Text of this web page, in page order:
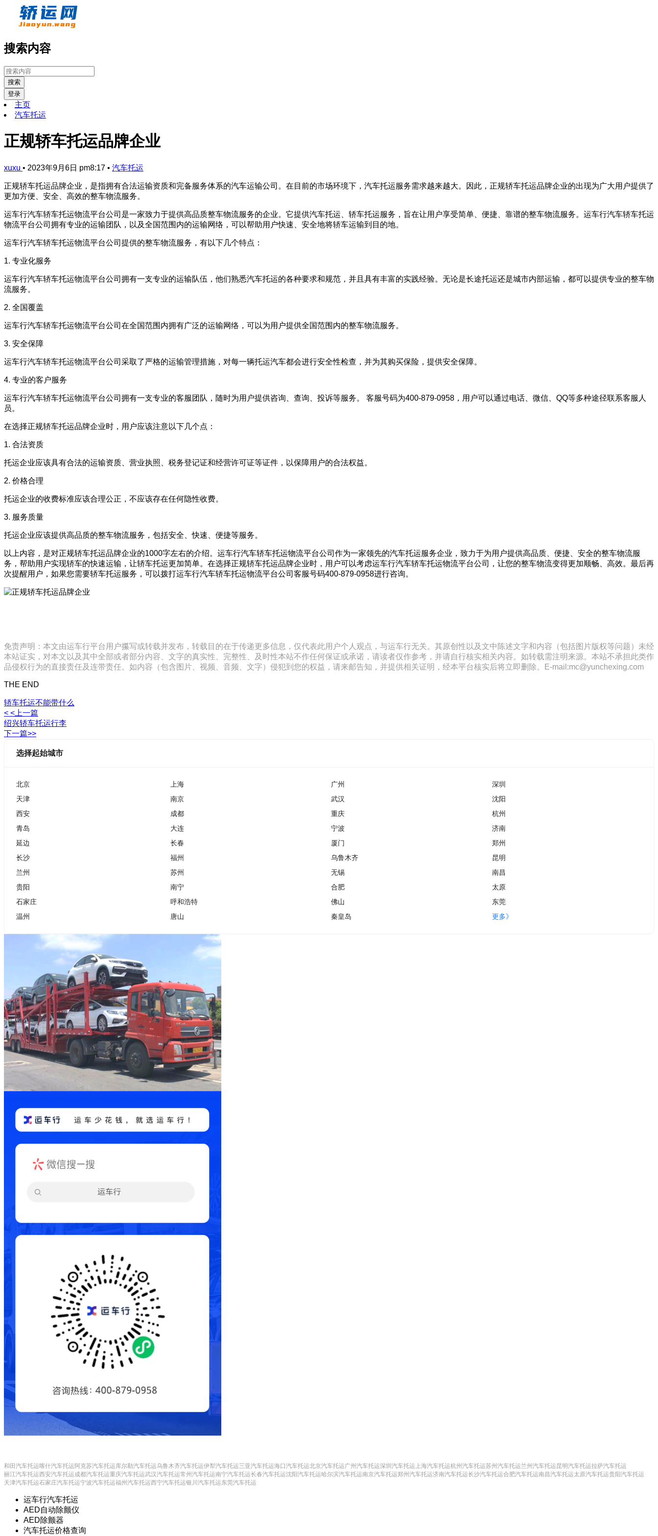
搜索内容
搜索
登录
主页
汽车托运
正规轿车托运品牌企业
xuxu • 2023年9月6日 pm8:17 • 汽车托运
正规轿车托运品牌企业，是指拥有合法运输资质和完备服务体系的汽车运输公司。在目前的市场环境下，汽车托运服务需求越来越大。因此，正规轿车托运品牌企业的出现为广大用户提供了
更加方便、安全、高效的整车物流服务。
运车行汽车轿车托运物流平台公司是一家致力于提供高品质整车物流服务的企业。它提供汽车托运、轿车托运服务，旨在让用户享受简单、便捷、靠谱的整车物流服务。运车行汽车轿车托运
物流平台公司拥有专业的运输团队，以及全国范围内的运输网络，可以帮助用户快速、安全地将轿车运输到目的地。
运车行汽车轿车托运物流平台公司提供的整车物流服务，有以下几个特点：
1. 专业化服务
运车行汽车轿车托运物流平台公司拥有一支专业的运输队伍，他们熟悉汽车托运的各种要求和规范，并且具有丰富的实践经验。无论是长途托运还是城市内部运输，都可以提供专业的整车物
流服务。
2. 全国覆盖
运车行汽车轿车托运物流平台公司在全国范围内拥有广泛的运输网络，可以为用户提供全国范围内的整车物流服务。
3. 安全保障
运车行汽车轿车托运物流平台公司采取了严格的运输管理措施，对每一辆托运汽车都会进行安全性检查，并为其购买保险，提供安全保障。
4. 专业的客户服务
运车行汽车轿车托运物流平台公司拥有一支专业的客服团队，随时为用户提供咨询、查询、投诉等服务。 客服号码为400-879-0958，用户可以通过电话、微信、QQ等多种途径联系客服人
员。
在选择正规轿车托运品牌企业时，用户应该注意以下几个点：
1. 合法资质
托运企业应该具有合法的运输资质、营业执照、税务登记证和经营许可证等证件，以保障用户的合法权益。
2. 价格合理
托运企业的收费标准应该合理公正，不应该存在任何隐性收费。
3. 服务质量
托运企业应该提供高品质的整车物流服务，包括安全、快速、便捷等服务。
以上内容，是对正规轿车托运品牌企业的1000字左右的介绍。运车行汽车轿车托运物流平台公司作为一家领先的汽车托运服务企业，致力于为用户提供高品质、便捷、安全的整车物流服
务，帮助用户实现轿车的快速运输，让轿车托运更加简单。在选择正规轿车托运品牌企业时，用户可以考虑运车行汽车轿车托运物流平台公司，让您的整车物流变得更加顺畅、高效。最后再
次提醒用户，如果您需要轿车托运服务，可以拨打运车行汽车轿车托运物流平台公司客服号码400-879-0958进行咨询。
免责声明：本文由运车行平台用户攥写或转载并发布，转载目的在于传递更多信息，仅代表此用户个人观点，与运车行无关。其原创性以及文中陈述文字和内容（包括图片版权等问题）未经
本站证实，对本文以及其中全部或者部分内容、文字的真实性、完整性、及时性本站不作任何保证或承诺，请读者仅作参考，并请自行核实相关内容。如转载需注明来源。本站不承担此类作
品侵权行为的直接责任及连带责任。如内容（包含图片、视频、音频、文字）侵犯到您的权益，请来邮告知，并提供相关证明，经本平台核实后将立即删除。E-mail:mc@yunchexing.com
THE END
轿车托运不能带什么
< <上一篇
绍兴轿车托运行李
下一篇>>
选择起始城市
北京 上海 广州
深圳
天津
南京 武汉
沈阳
西安
成都 重庆
杭州
青岛
大连 宁波
济南
延边
长春 厦门
郑州
长沙
福州 乌鲁木齐
昆明
兰州
苏州 无锡
南昌
贵阳
南宁 合肥
太原
石家庄
呼和浩特 佛山
东莞
温州
唐山 秦皇岛 更多》
和田汽车托运喀什汽车托运阿克苏汽车托运库尔勒汽车托运乌鲁木齐汽车托运伊犁汽车托运三亚汽车托运海口汽车托运北京汽车托运广州汽车托运深圳汽车托运 上海汽车托运杭州汽车托运苏州汽车托运兰州汽车托运昆明汽车托运拉萨汽车托运
丽江汽车托运西安汽车托运成都汽车托运重庆汽车托运武汉汽车托运常州汽车托运南宁汽车托运长春汽车托运沈阳汽车托运哈尔滨汽车托运南京汽车托运郑州汽车托运济南汽车托运长沙汽车托运合肥汽车托运南昌汽车托运太原汽车托运贵阳汽车托运
天津汽车托运石家庄汽车托运宁波汽车托运福州汽车托运西宁汽车托运银川汽车托运东莞汽车托运
运车行汽车托运
AED自动除颤仪
AED除颤器
汽车托运价格查询